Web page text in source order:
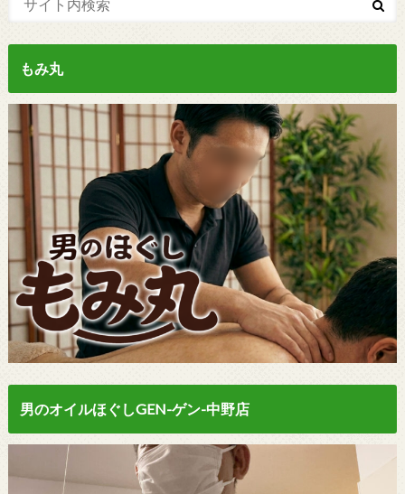
もみ丸
男のオイルほぐしGEN-ゲン-中野店